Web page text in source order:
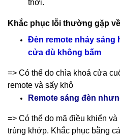
thời.
Khắc phục lỗi thường gặp
Đèn remote nháy sáng
cửa dù không bấm
=> Có thể do chìa khoá cửa
remote và sấy khô
Remote sáng đèn
=> Có thể do mã điều khiển
trùng khớp. Khắc phục bằng